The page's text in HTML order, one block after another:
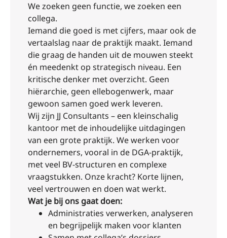
We zoeken geen functie, we zoeken een
collega.
Iemand die goed is met cijfers, maar ook de
vertaalslag naar de praktijk maakt. Iemand
die graag de handen uit de mouwen steekt
én meedenkt op strategisch niveau. Een
kritische denker met overzicht. Geen
hiërarchie, geen ellebogenwerk, maar
gewoon samen goed werk leveren.
Wij zijn JJ Consultants – een kleinschalig
kantoor met de inhoudelijke uitdagingen
van een grote praktijk. We werken voor
ondernemers, vooral in de DGA-praktijk,
met veel BV-structuren en complexe
vraagstukken. Onze kracht? Korte lijnen,
veel vertrouwen en doen wat werkt.
Wat je bij ons gaat doen:
Administraties verwerken, analyseren
en begrijpelijk maken voor klanten